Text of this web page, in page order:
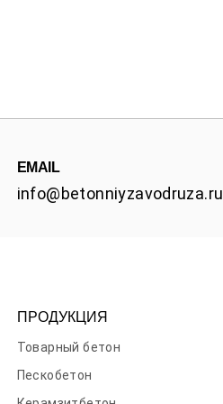
EMAIL
info@betonniyzavodruza.ru
ПРОДУКЦИЯ
Товарный бетон
Пескобетон